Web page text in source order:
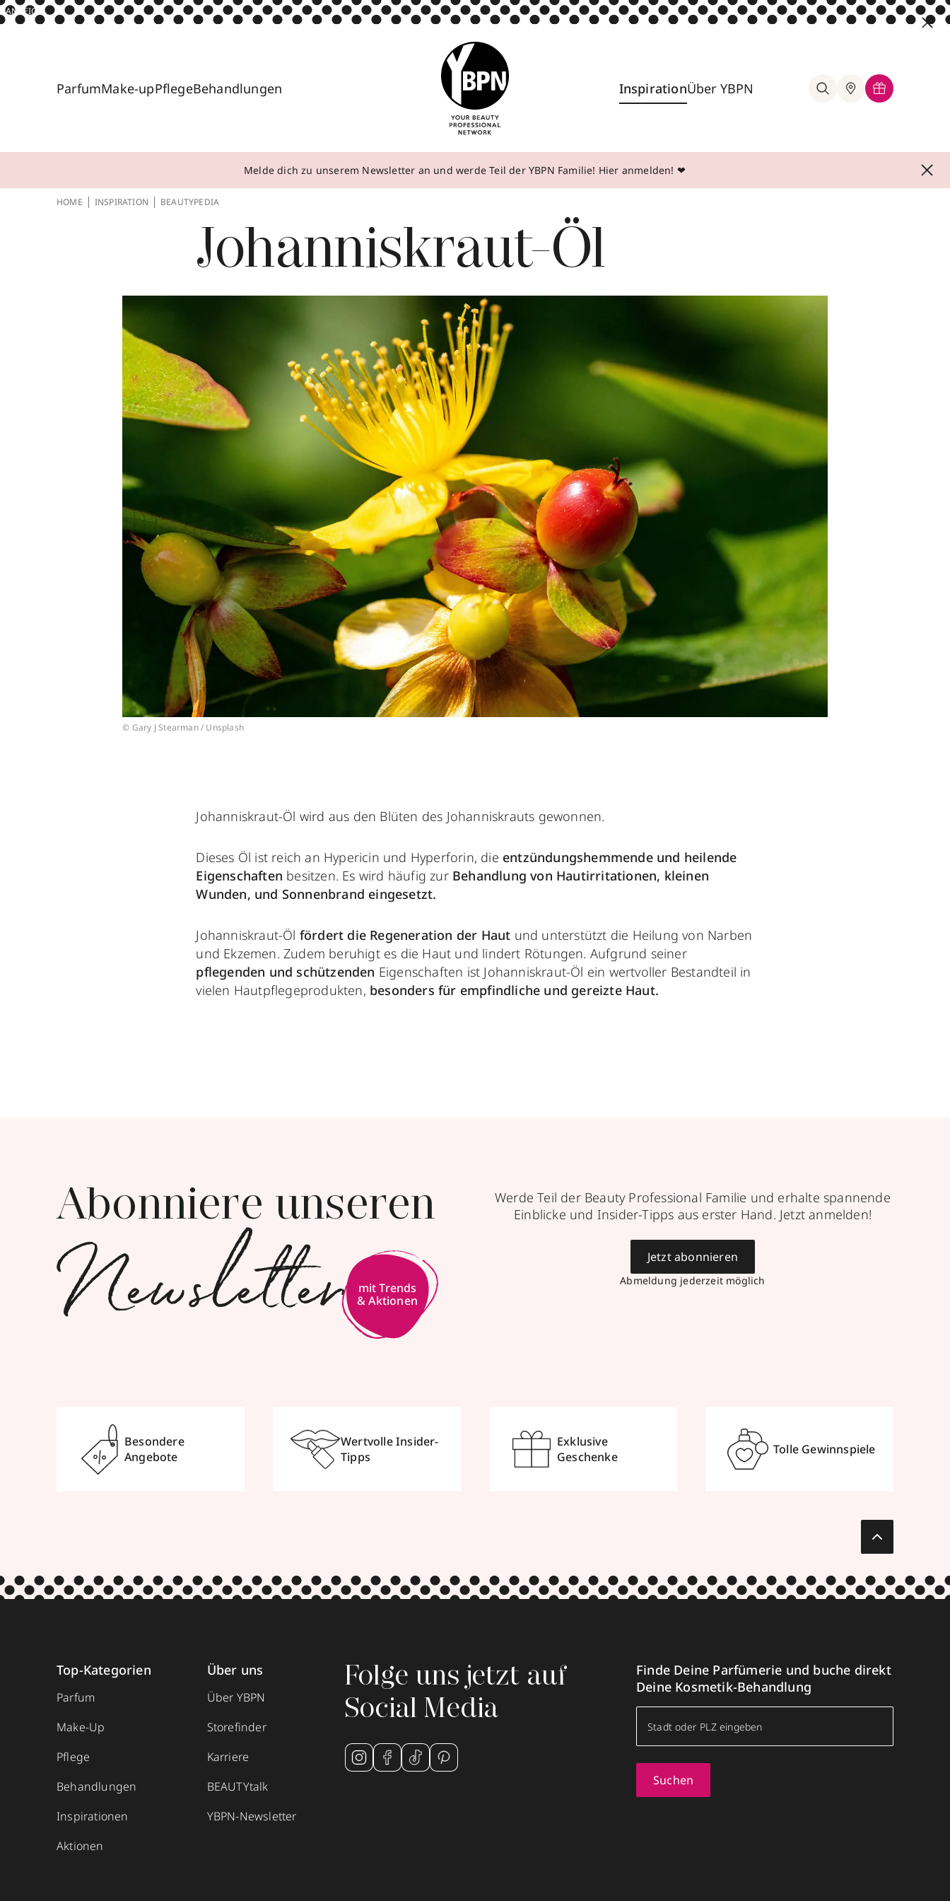
ANZEIGE
ParfumMake-upPflegeBehandlungen InspirationÜber YBPN
Melde dich zu unserem Newsletter an und werde Teil der YBPN Familie! Hier anmelden! ❤
HOME INSPIRATION BEAUTYPEDIA
Johanniskraut-Öl
© Gary J Stearman / Unsplash
Johanniskraut-Öl wird aus den Blüten des Johanniskrauts gewonnen.
Dieses Öl ist reich an Hypericin und Hyperforin, die entzündungshemmende und heilende
Eigenschaften besitzen. Es wird häufig zur Behandlung von Hautirritationen, kleinen
Wunden, und Sonnenbrand eingesetzt.
Johanniskraut-Öl fördert die Regeneration der Haut und unterstützt die Heilung von Narben
und Ekzemen. Zudem beruhigt es die Haut und lindert Rötungen. Aufgrund seiner
pflegenden und schützenden Eigenschaften ist Johanniskraut-Öl ein wertvoller Bestandteil in
vielen Hautpflegeprodukten, besonders für empfindliche und gereizte Haut.
Abonniere unseren
Newsletter
mit Trends
& Aktionen
Werde Teil der Beauty Professional Familie und erhalte spannende
Einblicke und Insider-Tipps aus erster Hand. Jetzt anmelden!
Abmeldung jederzeit möglich
Jetzt abonnieren
Besondere
Angebote
Wertvolle Insider-
Tipps
Exklusive
Geschenke
Tolle Gewinnspiele
Top-Kategorien
Parfum
Make-Up
Pflege
Behandlungen
Inspirationen
Aktionen
Über uns
Über YBPN
Storefinder
Karriere
BEAUTYtalk
YBPN-Newsletter
Folge uns jetzt auf
Social Media
Finde Deine Parfümerie und buche direkt
Deine Kosmetik-Behandlung
Suchen